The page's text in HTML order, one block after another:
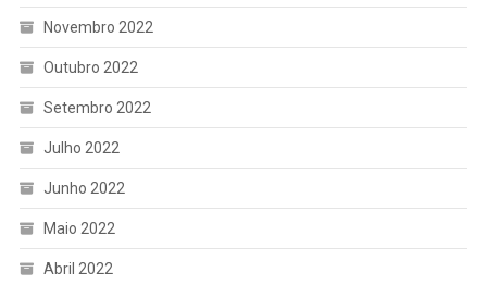
Novembro 2022
Outubro 2022
Setembro 2022
Julho 2022
Junho 2022
Maio 2022
Abril 2022